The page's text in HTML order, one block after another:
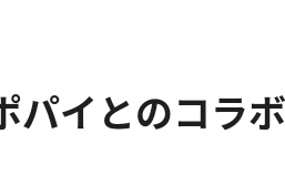
パイとのコ